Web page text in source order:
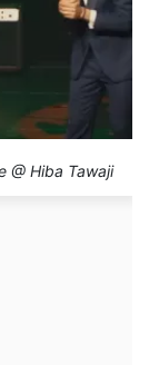
@ Hiba Tawaji